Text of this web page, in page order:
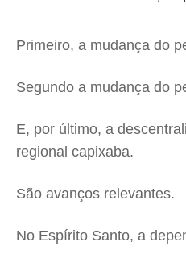
Primeiro, a mudança do
Segundo a mudança do
E, por último, a
regional capixaba.
São avanços relevantes.
No Espírito Santo, a